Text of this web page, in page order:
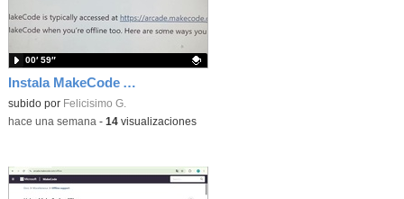
Instala MakeCode Arcade para trabajar offline en tu tablet, ordenador, Chromebook
Contenido educativo.
subido por Felicisimo G.
00′ 59″
-hace una semana - 14visualizaciones